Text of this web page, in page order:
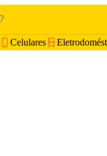
Celulares